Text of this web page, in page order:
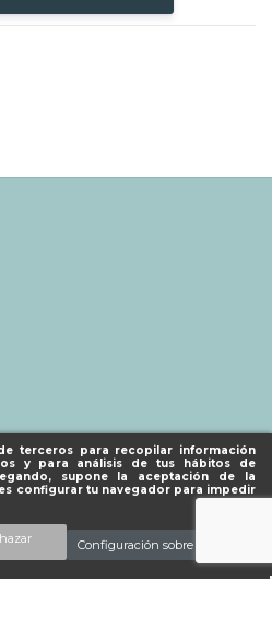
terceros para recopilar información
y para análisis de tus hábitos de
supone la aceptación de la
configurar tu navegador para impedir
Configuración sobre cookies
Añadir al carrito